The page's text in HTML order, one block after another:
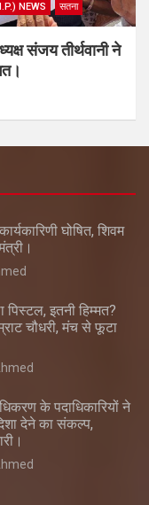
NEWS सतना
संजय तीर्थवानी ने
घोषित, शिवम
पिस्टल, इतनी हिम्मत?
चौधरी, मंच से फूटा
के पदाधिकारियों ने
देने का संकल्प,